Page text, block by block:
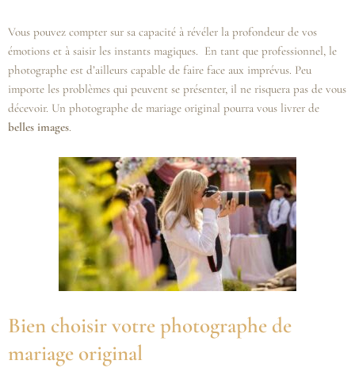
Vous pouvez compter sur sa capacité à révéler la profondeur de vos
émotions et à saisir les instants magiques. En tant que professionnel, le
photographe est d’ailleurs capable de faire face aux imprévus. Peu
importe les problèmes qui peuvent se présenter, il ne risquera pas de vous
décevoir. Un photographe de mariage original pourra vous livrer de
belles images
Bien choisir votre photographe de
mariage original